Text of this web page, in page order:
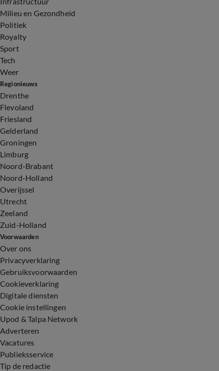
Milieu en Gezondheid
Politiek
Royalty
Sport
Tech
Weer
Regionieuws
Drenthe
Flevoland
Friesland
Gelderland
Groningen
Limburg
Noord-Brabant
Noord-Holland
Overijssel
Utrecht
Zeeland
Zuid-Holland
Voorwaarden
Over ons
Privacyverklaring
Gebruiksvoorwaarden
Cookieverklaring
Digitale diensten
Cookie instellingen
Upod & Talpa Network
Adverteren
Vacatures
Publieksservice
Tip de redactie